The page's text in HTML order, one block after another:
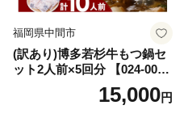
福岡県中間市
(訳あり)博多若杉牛もつ鍋セ
ット2人前×5回分 【024-002
15,000円